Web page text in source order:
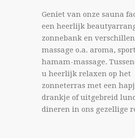
Geniet van onze sauna
een heerlijk
zonnebank en
massage o.a. aroma,
hamam-massage.
u heerlijk relaxen op het
zonneterras met een
drankje of uitgebreid
dineren in ons gezellige